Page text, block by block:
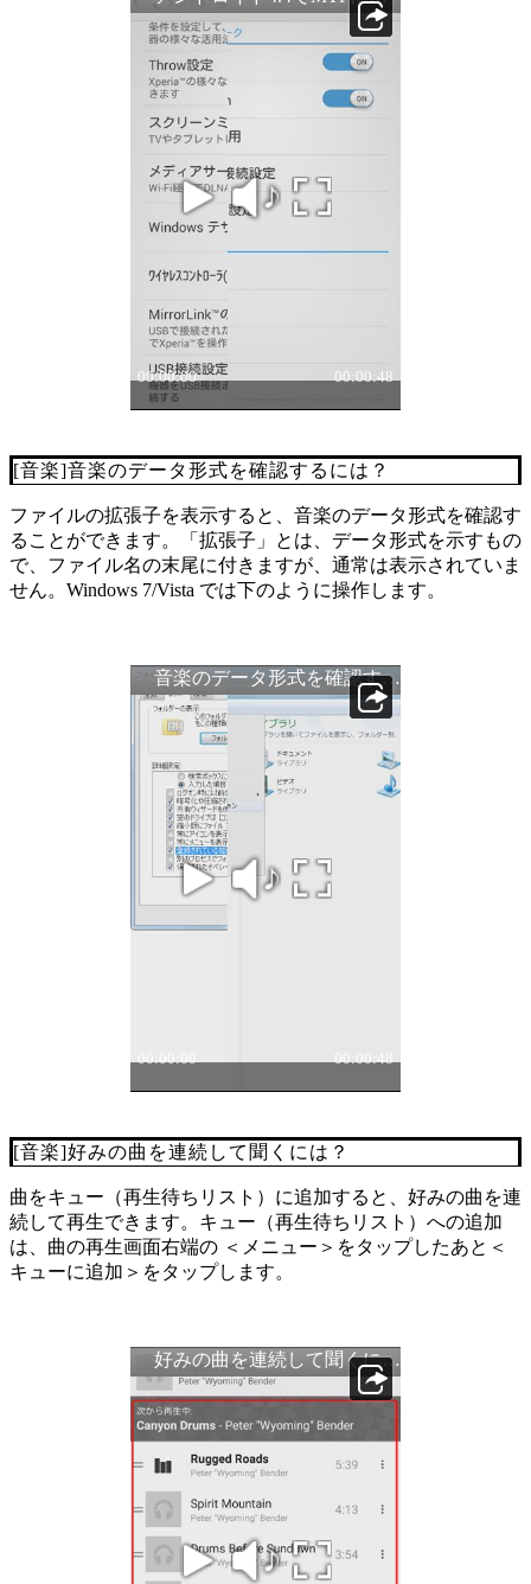
[音楽]音楽のデータ形式を確認するには？
ファイルの拡張子を表示すると、音楽のデータ形式を確認す
ることができます。「拡張子」とは、データ形式を示すもの
で、ファイル名の末尾に付きますが、通常は表示されていま
せん。Windows 7/Vista では下のように操作します。
[音楽]好みの曲を連続して聞くには？
曲をキュー（再生待ちリスト）に追加すると、好みの曲を連
続して再生できます。キュー（再生待ちリスト）への追加
は、曲の再生画面右端の ＜メニュー＞をタップしたあと＜
キューに追加＞をタップします。